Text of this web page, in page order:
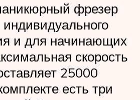
фрезер
и для начинающих
скорость
25000
есть три